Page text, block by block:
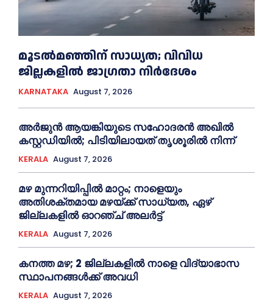
മൂടൽമഞ്ഞിന് സാധ്യത; വിവിധ
ജില്ലകളിൽ ജാഗ്രതാ നിർദേശം
KARNATAKA August 7, 2026
അര്‍ജുന്‍ ആയങ്കിയുടെ സഹോദരന്‍ അഖില്‍
കസ്റ്റഡിയില്‍; പിടിയിലായത് തൃശൂരില്‍ നിന്ന്
KERALA August 7, 2026
മഴ മുന്നറിയിപ്പിൽ മാറ്റം; നാളെയും
അതിശക്തമായ മഴയ്ക്ക് സാധ്യത, ഏഴ്
ജില്ലകളിൽ ഓറഞ്ച് അലർട്ട്
KERALA August 7, 2026
കനത്ത മഴ; 2 ജില്ലകളില്‍ നാളെ വിദ്യാഭാസ
സ്ഥാപനങ്ങള്‍ക്ക് അവധി
KERALA August 7, 2026